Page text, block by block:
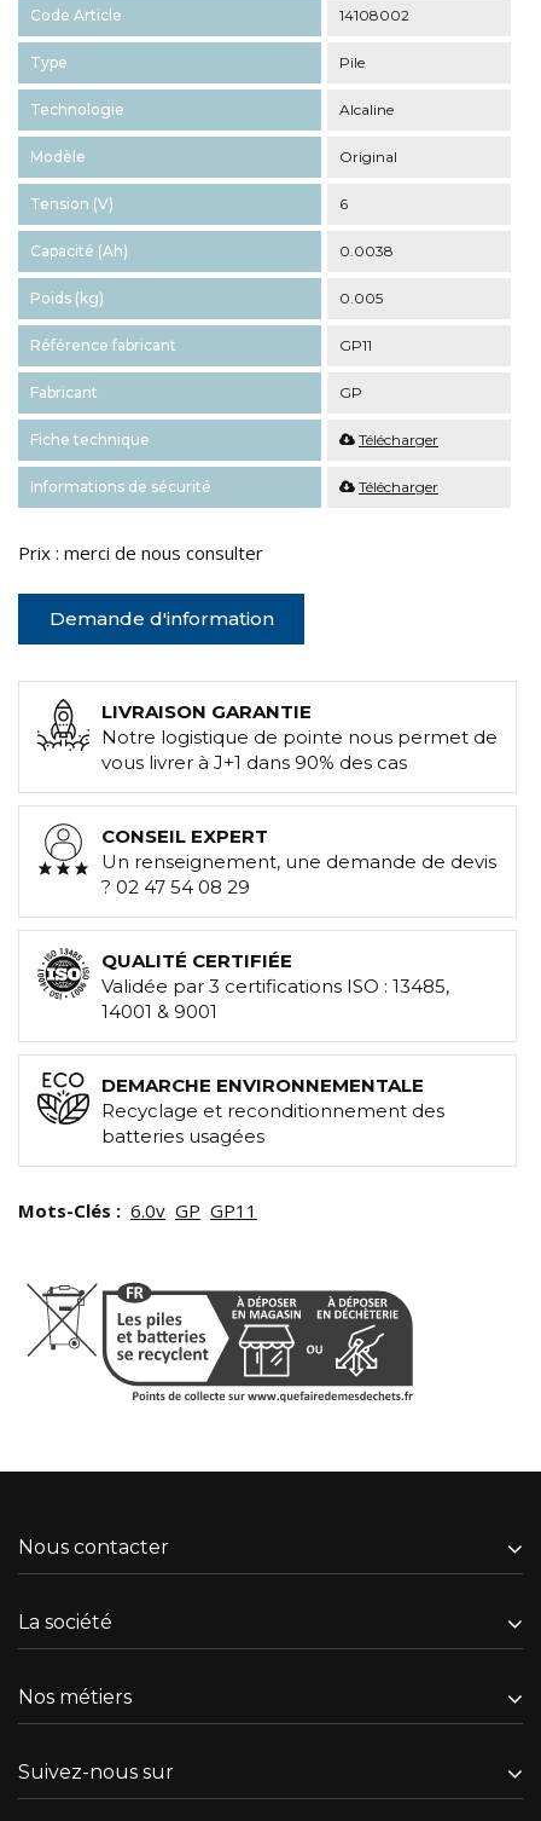
Code Article 14108002
Type Pile
Technologie Alcaline
Modèle Original
Tension (V) 6
Capacité (Ah) 0.0038
Poids (kg) 0.005
Référence fabricant GP11
Fabricant GP
Fiche technique Télécharger
Informations de sécurité Télécharger
Prix : merci de nous consulter
Demande d'information
LIVRAISON GARANTIE
Notre logistique de pointe nous permet de
vous livrer à J+1 dans 90% des cas
CONSEIL EXPERT
Un renseignement, une demande de devis
? 02 47 54 08 29
QUALITÉ CERTIFIÉE
Validée par 3 certifications ISO : 13485,
14001 & 9001
DEMARCHE ENVIRONNEMENTALE
Recyclage et reconditionnement des
batteries usagées
Mots-Clés : 6.0v GP GP11
Nous contacter
La société
Nos métiers
Suivez-nous sur